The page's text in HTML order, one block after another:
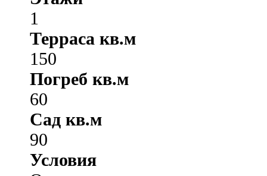
1
Терраса кв.м
150
Погреб кв.м
60
Сад кв.м
90
Условия